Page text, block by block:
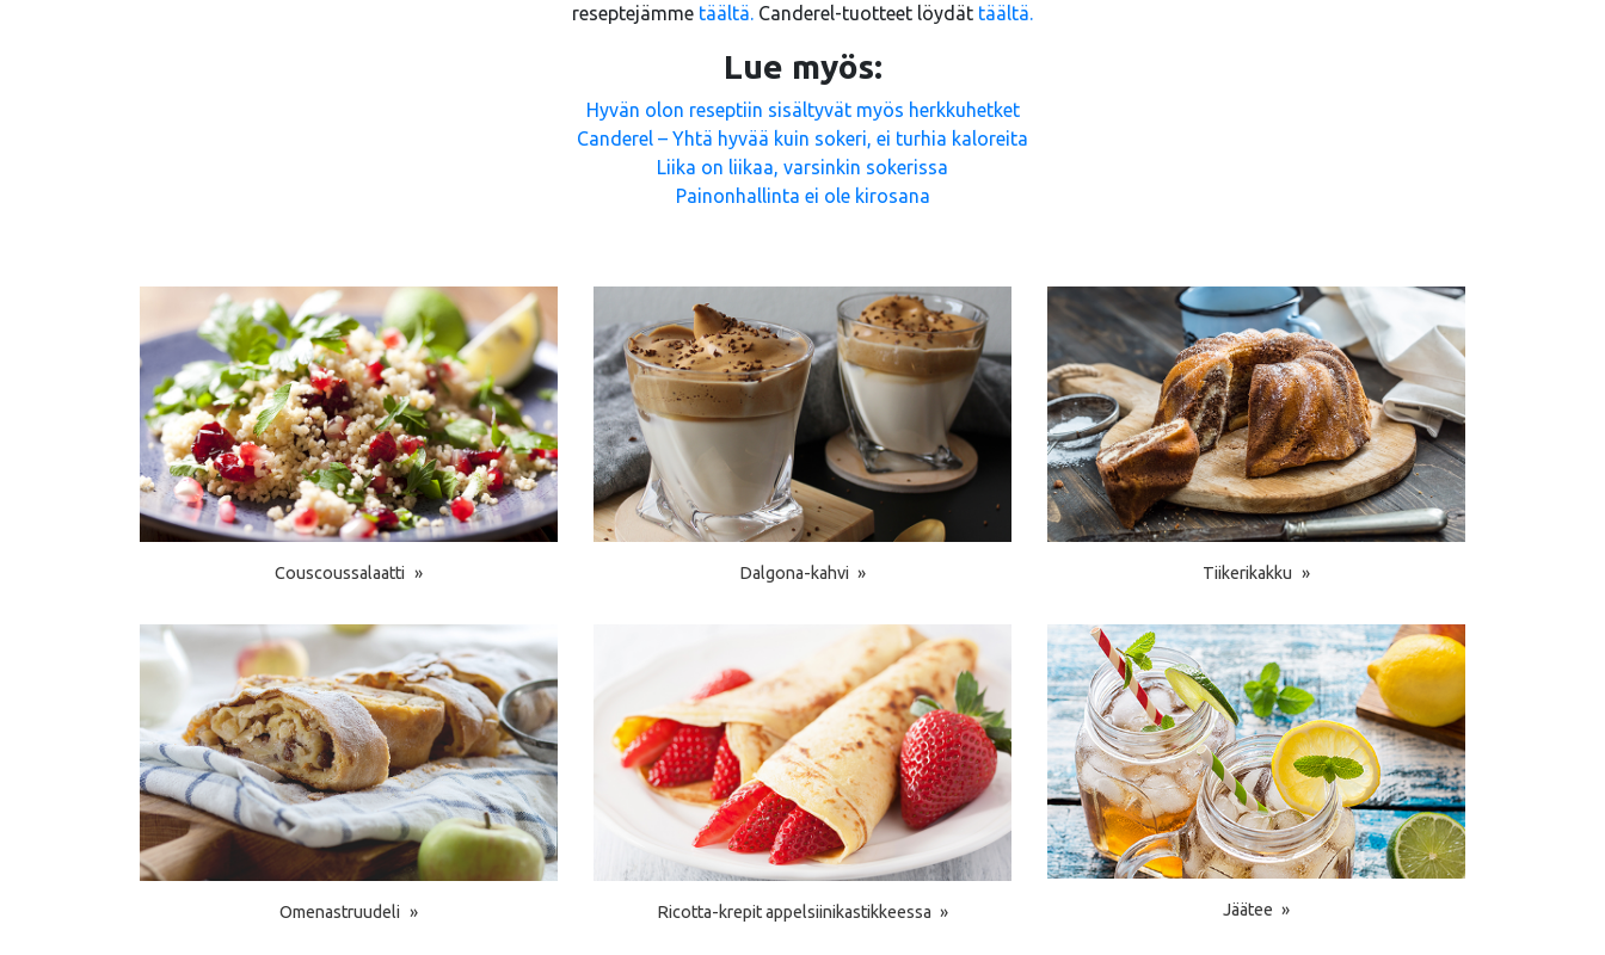
reseptejämme täältä. Canderel-tuotteet löydät täältä.
Lue myös:
Hyvän olon reseptiin sisältyvät myös herkkuhetket
Canderel – Yhtä hyvää kuin sokeri, ei turhia kaloreita
Liika on liikaa, varsinkin sokerissa
Painonhallinta ei ole kirosana
Couscoussalaatti Dalgona-kahvi Tiikerikakku
Omenastruudeli Ricotta-krepit appelsiinikastikkeessa Jäätee